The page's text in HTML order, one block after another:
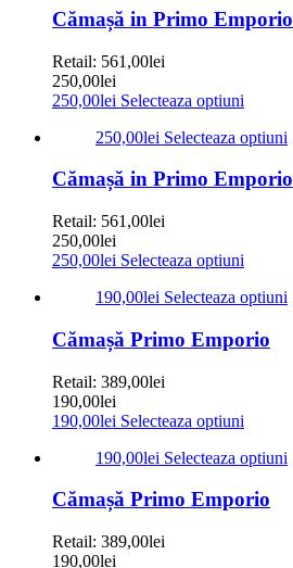
Cămașă in Primo Emporio
Retail: 561,00lei
250,00lei
250,00lei Selecteaza optiuni
250,00lei Selecteaza optiuni
Cămașă in Primo Emporio
Retail: 561,00lei
250,00lei
250,00lei Selecteaza optiuni
190,00lei Selecteaza optiuni
Cămașă Primo Emporio
Retail: 389,00lei
190,00lei
190,00lei Selecteaza optiuni
190,00lei Selecteaza optiuni
Cămașă Primo Emporio
Retail: 389,00lei
190,00lei